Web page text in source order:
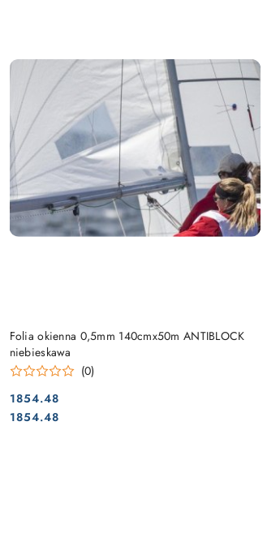
Folia okienna 0,5mm 140cmx50m ANTIBLOCK
niebieskawa
(0)
Cena:
1854.48
Cena:
1854.48